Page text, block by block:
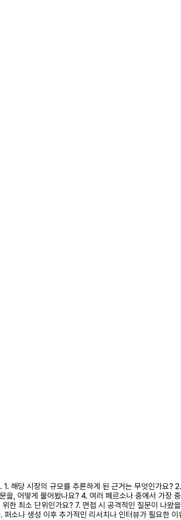
해당 시장의 규모를 추론하게 된 근거는 무엇인가요?
, 어떻게 물어봤나요? 4. 여러 페르소나 중에서 가장
최소 단위인가요? 7. 면접 시 공격적인 질문이 나왔
소나 생성 이후 추가적인 리서치나 인터뷰가 필요한 이